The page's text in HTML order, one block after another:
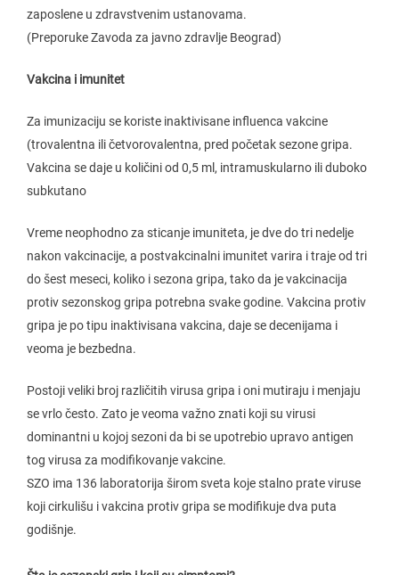
zaposlene u zdravstvenim ustanovama.
(Preporuke Zavoda za javno zdravlje Beograd)
Vakcina i imunitet
Za imunizaciju se koriste inaktivisane influenca vakcine
(trovalentna ili četvorovalentna, pred početak sezone gripa.
Vakcina se daje u količini od 0,5 ml, intramuskularno ili duboko
subkutano
Vreme neophodno za sticanje imuniteta, je dve do tri nedelje
nakon vakcinacije, a postvakcinalni imunitet varira i traje od tri
do šest meseci, koliko i sezona gripa, tako da je vakcinacija
protiv sezonskog gripa potrebna svake godine. Vakcina protiv
gripa je po tipu inaktivisana vakcina, daje se decenijama i
veoma je bezbedna.
Postoji veliki broj različitih virusa gripa i oni mutiraju i menjaju
se vrlo često. Zato je veoma važno znati koji su virusi
dominantni u kojoj sezoni da bi se upotrebio upravo antigen
tog virusa za modifikovanje vakcine.
SZO ima 136 laboratorija širom sveta koje stalno prate viruse
koji cirkulišu i vakcina protiv gripa se modifikuje dva puta
godišnje.